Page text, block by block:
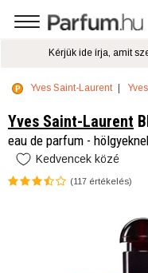
Yves Saint-Laurent
Yves Saint-Laurent
eau de parfum -
Kedvencek közé
(117 értékelés)